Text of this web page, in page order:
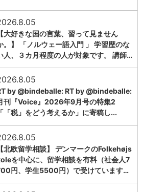
【大好きな国の言葉、習って見ません
。】 「ノルウェー語入門 」 学習歴のな
人、３カ月程度の人が対象です。 講師…
by @bindeballe: RT by @bindeballe:
刊『Voice』2026年9月号の特集2
「「税」をどう考えるか」に寄稿し...
【北欧留学相談】 デンマークのFolkehøjs
を中心に、留学相談を有料（社会人7
円、学生5500円）で受けています…